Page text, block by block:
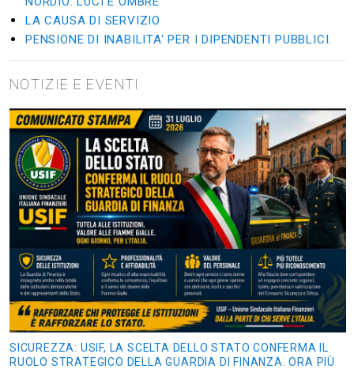
LA CAUSA DI SERVIZIO
PENSIONE DI INABILITA' PER I DIPENDENTI PUBBLICI.
NOTIZIE E EVENTI
SICUREZZA: USIF, LA SCELTA DELLO STATO CONFERMA IL
RUOLO STRATEGICO DELLA GUARDIA DI FINANZA. ORA PIÙ